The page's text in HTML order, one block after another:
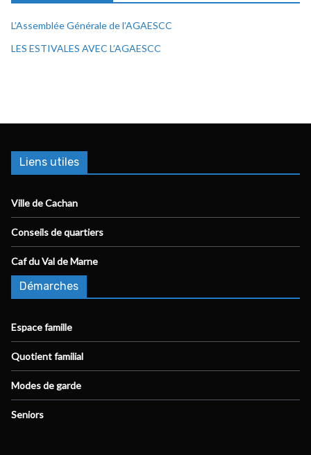
L’Assemblée Générale de l’AGAESCC
LES ESTIVALES AVEC L’AGAESCC
Liens utiles
Ville de Cachan
Conseils de quartiers
Caf du Val de Marne
Démarches
Espace famille
Quotient familial
Modes de garde
Seniors